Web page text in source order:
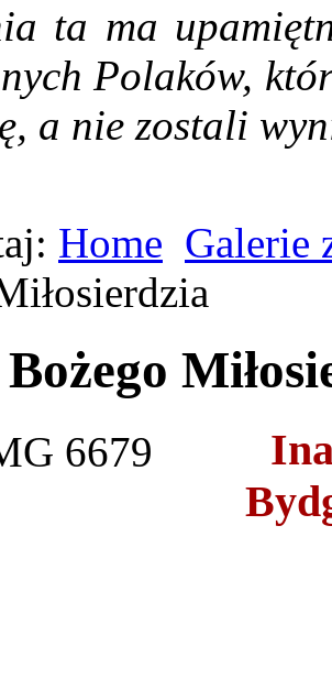
ta ma
Polaków,
a nie zostali
Home Galerie